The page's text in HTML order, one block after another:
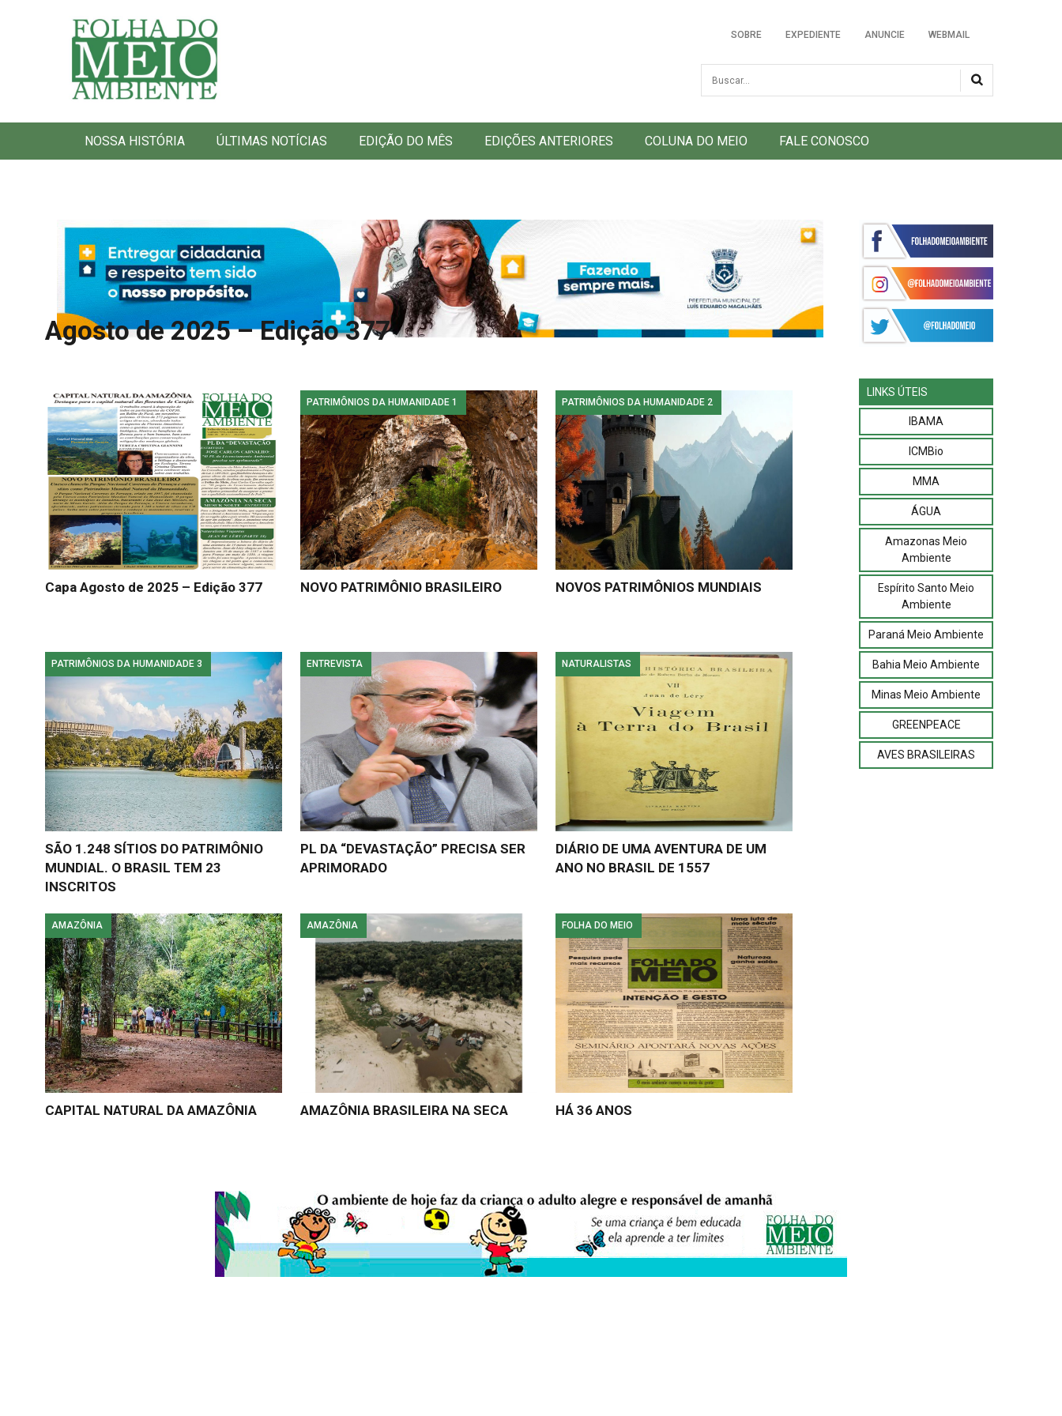
Folha do Meio Ambiente
SOBRE EXPEDIENTE ANUNCIE WEBMAIL
Busca
NOSSA HISTÓRIA ÚLTIMAS NOTÍCIAS EDIÇÃO DO MÊS EDIÇÕES ANTERIORES COLUNA DO MEIO FALE CONOSCO
Agosto de 2025 – Edição 377
Capa Agosto de 2025 – Edição 377
PATRIMÔNIOS DA HUMANIDADE 1
NOVO PATRIMÔNIO BRASILEIRO
PATRIMÔNIOS DA HUMANIDADE 2
NOVOS PATRIMÔNIOS MUNDIAIS
PATRIMÔNIOS DA HUMANIDADE 3
SÃO 1.248 SÍTIOS DO PATRIMÔNIO
MUNDIAL. O BRASIL TEM 23
INSCRITOS
ENTREVISTA
PL DA “DEVASTAÇÃO” PRECISA SER
APRIMORADO
NATURALISTAS
DIÁRIO DE UMA AVENTURA DE UM
ANO NO BRASIL DE 1557
AMAZÔNIA
CAPITAL NATURAL DA AMAZÔNIA
AMAZÔNIA
AMAZÔNIA BRASILEIRA NA SECA
FOLHA DO MEIO
HÁ 36 ANOS
LINKS ÚTEIS
IBAMA
ICMBio
MMA
ÁGUA
Amazonas Meio
Ambiente
Espírito Santo Meio
Ambiente
Paraná Meio Ambiente
Bahia Meio Ambiente
Minas Meio Ambiente
GREENPEACE
AVES BRASILEIRAS